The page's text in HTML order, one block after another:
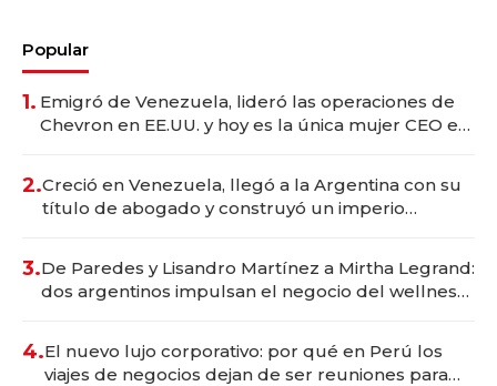
Popular
1. Emigró de Venezuela, lideró las operaciones de
Chevron en EE.UU. y hoy es la única mujer CEO en
2.Creció en Venezuela, llegó a la Argentina con su
título de abogado y construyó un imperio
3.De Paredes y Lisandro Martínez a Mirtha Legrand:
dos argentinos impulsan el negocio del wellness
4.El nuevo lujo corporativo: por qué en Perú los
viajes de negocios dejan de ser reuniones para